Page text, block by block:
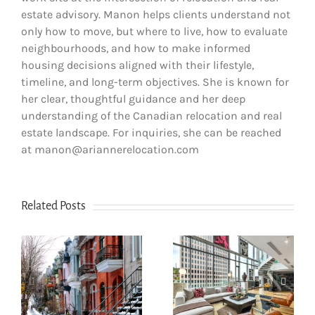
estate advisory. Manon helps clients understand not
only how to move, but where to live, how to evaluate
neighbourhoods, and how to make informed
housing decisions aligned with their lifestyle,
timeline, and long-term objectives. She is known for
her clear, thoughtful guidance and her deep
understanding of the Canadian relocation and real
estate landscape. For inquiries, she can be reached
at manon@ariannerelocation.com
Related Posts
nouveaux
arrivants
réussissent à
louer à Montréal
Comment
déclarer ses
impôts au